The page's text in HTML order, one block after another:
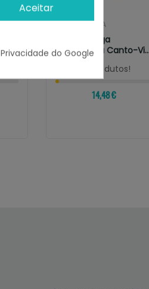
VERSELE-LAGA
Versele-Laga
Oropharma Canto-Vit
Suplemento Líquido...
¡Últimas produtos!
14,48 €
Aceitar
Privacidade do Google